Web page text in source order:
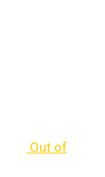
Out of